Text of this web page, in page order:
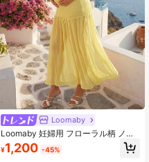
Loomaby
Loomaby 妊婦用 フローラル柄 ノー
スリーブ エレガントドレス
¥1,200 -45%